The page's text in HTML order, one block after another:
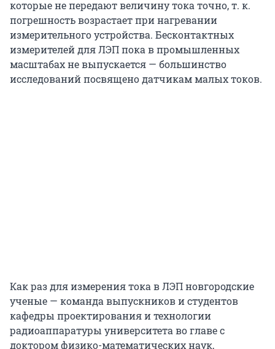
которые не передают величину тока точно, т. к.
погрешность возрастает при нагревании
измерительного устройства. Бесконтактных
измерителей для ЛЭП пока в промышленных
масштабах не выпускается — большинство
исследований посвящено датчикам малых токов.
Как раз для измерения тока в ЛЭП новгородские
ученые — команда выпускников и студентов
кафедры проектирования и технологии
радиоаппаратуры университета во главе с
доктором физико-математических наук,